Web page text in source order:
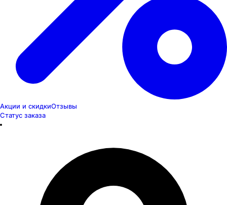
Акции и скидкиОтзывы
Статус заказа